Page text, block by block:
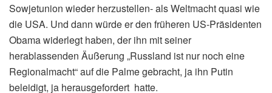
Sowjetunion wieder herzustellen- als Weltmacht quasi wie
die USA. Und dann würde er den früheren US-Präsidenten
Obama widerlegt haben, der ihn mit seiner
herablassenden Äußerung „Russland ist nur noch eine
Regionalmacht“ auf die Palme gebracht, ja ihn Putin
beleidigt, ja herausgefordert hatte.